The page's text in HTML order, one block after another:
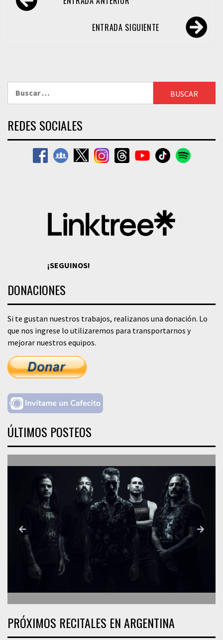
de
ENTRADA SIGUIENTE
REDES SOCIALES
¡SEGUINOS!
DONACIONES
Si te gustan nuestros trabajos, realizanos una donación. Lo
que nos ingrese lo utilizaremos para transportarnos y
mejorar nuestros equipos.
ÚLTIMOS POSTEOS
PRÓXIMOS RECITALES EN ARGENTINA